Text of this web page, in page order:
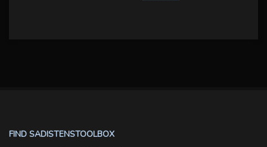
FIND SADISTENSTOOLBOX